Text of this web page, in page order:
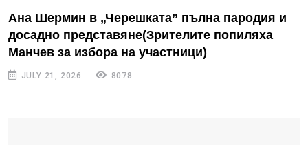
Ана Шермин в „Черешката” пълна пародия и
досадно представяне(Зрителите попиляха
Манчев за избора на участници)
JULY 21, 2026 8078